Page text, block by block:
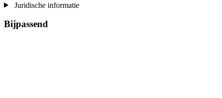
Juridische informatie
Bijpassend